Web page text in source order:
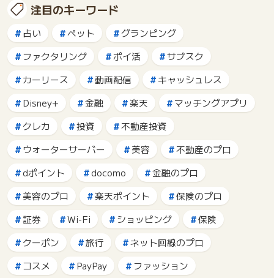
注目のキーワード
占い ペット
グランピング
ファクタリング
ポイ活
サブスク
カーリース
動画配信
キャッシュレス
Disney+
金融 楽天
マッチングアプリ
クレカ
投資
不動産投資
ウォーターサーバー
美容
不動産のプロ
dポイント
docomo
金融のプロ
美容のプロ
楽天ポイント
保険のプロ
証券
Wi-Fi ショッピング
保険
クーポン
旅行
ネット回線のプロ
コスメ
PayPay
ファッション